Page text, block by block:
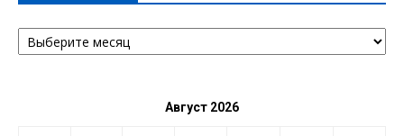
АРХИВ
ПО
Август 2026